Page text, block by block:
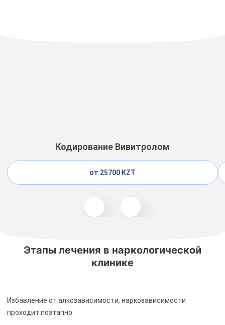
Кодирование Вивитролом
от 25700 KZT
Этапы лечения в наркологической
клинике
Избавление от алкозависимости, наркозависимости
проходит поэтапно: